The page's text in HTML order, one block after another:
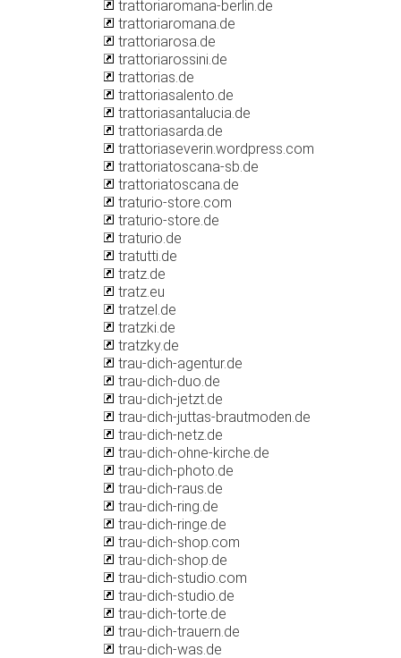
trattoriaromana-berlin.de
trattoriaromana.de
trattoriarosa.de
trattoriarossini.de
trattorias.de
trattoriasalento.de
trattoriasantalucia.de
trattoriasarda.de
trattoriaseverin.wordpress.com
trattoriatoscana-sb.de
trattoriatoscana.de
traturio-store.com
traturio-store.de
traturio.de
tratutti.de
tratz.de
tratz.eu
tratzel.de
tratzki.de
tratzky.de
trau-dich-agentur.de
trau-dich-duo.de
trau-dich-jetzt.de
trau-dich-juttas-brautmoden.de
trau-dich-netz.de
trau-dich-ohne-kirche.de
trau-dich-photo.de
trau-dich-raus.de
trau-dich-ring.de
trau-dich-ringe.de
trau-dich-shop.com
trau-dich-shop.de
trau-dich-studio.com
trau-dich-studio.de
trau-dich-torte.de
trau-dich-trauern.de
trau-dich-was.de